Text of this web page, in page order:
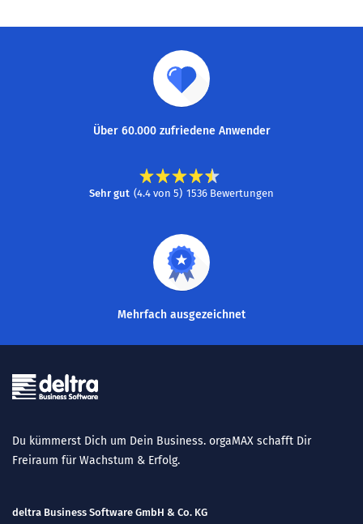
Über 60.000 zufriedene Anwender
Sehr gut (4.4 von 5) 1536 Bewertungen
Mehrfach ausgezeichnet
Du kümmerst Dich um Dein Business. orgaMAX schafft Dir
Freiraum für Wachstum & Erfolg.
deltra Business Software GmbH & Co. KG